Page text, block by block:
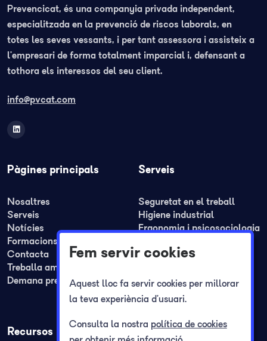
Prevencicat, és una companyia privada independent,
especialitzada en la prevenció de riscos laborals, en
totes les seves vessants, i per tant assessora i assisteix a
l’empresari de forma totalment imparcial i, defensant a
tothora els interessos del seu client.
info@pvcat.com
Pàgines principals
Nosaltres
Serveis
Notícies
Formacions
Contacta
Treballa amb nosaltres
Demana pressupost
Serveis
Seguretat en el treball
Higiene industrial
Ergonomia i psicosociologia
Formació
Plans d'autoprotecció
Registre jornada laboral
Recursos
Fem servir cookies
Aquest lloc fa servir cookies per millorar
la teva experiència d’usuari.
Consulta la nostra política de cookies